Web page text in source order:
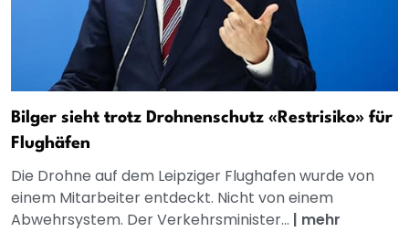
Bilger sieht trotz Drohnenschutz «Restrisiko» für
Flughäfen
Die Drohne auf dem Leipziger Flughafen wurde von
einem Mitarbeiter entdeckt. Nicht von einem
Abwehrsystem. Der Verkehrsminister... | mehr